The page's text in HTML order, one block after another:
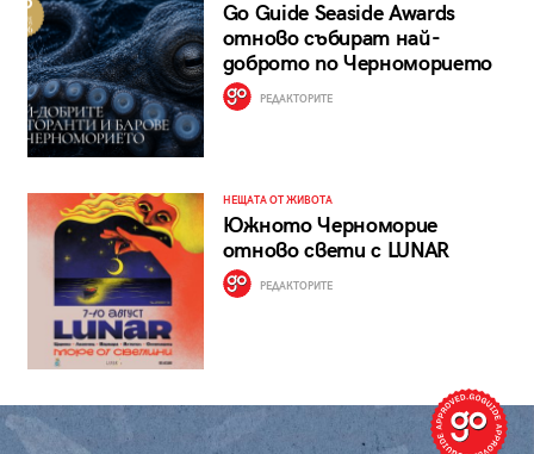
Go Guide Seaside Awards
отново събират най-
доброто по Черноморието
РЕДАКТОРИТЕ
НЕЩАТА ОТ ЖИВОТА
Южното Черноморие
отново свети с LUNAR
РЕДАКТОРИТЕ